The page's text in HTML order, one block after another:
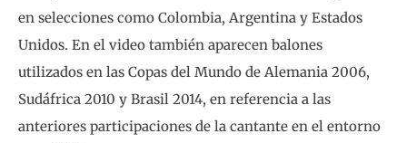
en selecciones como Colombia, Argentina y Estados
Unidos. En el video también aparecen balones
utilizados en las Copas del Mundo de Alemania 2006,
Sudáfrica 2010 y Brasil 2014, en referencia a las
anteriores participaciones de la cantante en el entorno